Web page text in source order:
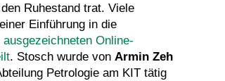
Ruhestand trat. Viele
Einführung in die
ausgezeichneten Online-
. Stosch wurde von Armin Zeh
Petrologie am KIT tätig